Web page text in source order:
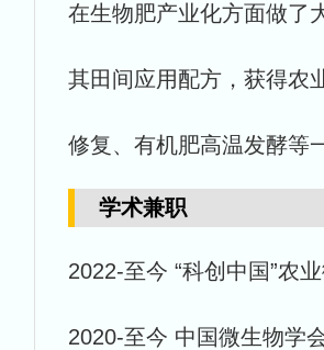
在生物肥产业化方面做了
其田间应用配方，获得农
修复、有机肥高温发酵等
学术兼职
2022-至今 “科创中国”农
2020-至今 中国微生物学